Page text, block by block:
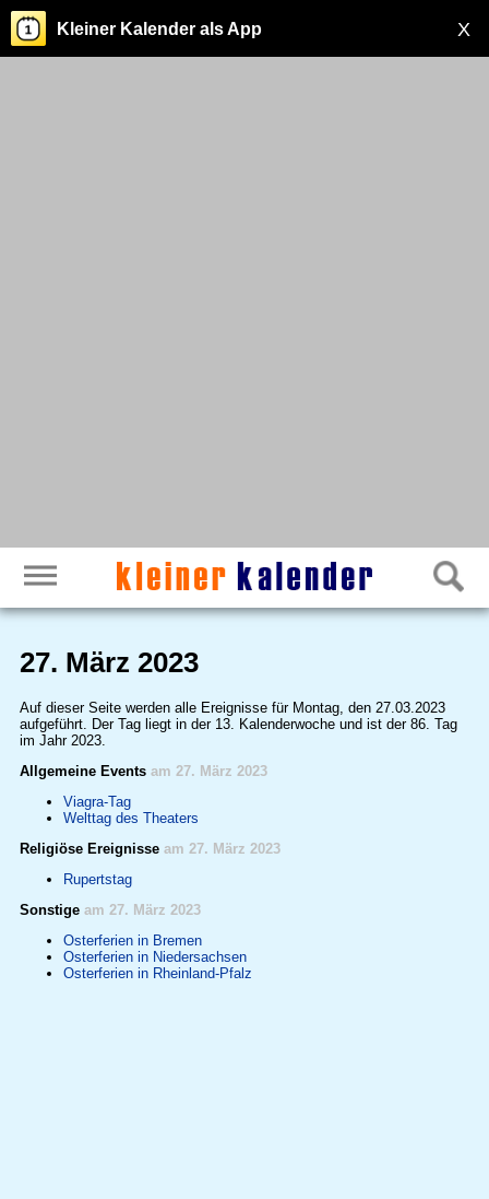
X
Kleiner Kalender als App
27. März 2023
Auf dieser Seite werden alle Ereignisse für Montag, den 27.03.2023
aufgeführt. Der Tag liegt in der 13. Kalenderwoche und ist der 86. Tag
im Jahr 2023.
Allgemeine Events am 27. März 2023
Viagra-Tag
Welttag des Theaters
Religiöse Ereignisse am 27. März 2023
Rupertstag
Sonstige am 27. März 2023
Osterferien in Bremen
Osterferien in Niedersachsen
Osterferien in Rheinland-Pfalz